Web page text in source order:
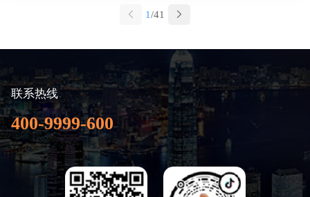
1/41
联系热线
400-9999-600